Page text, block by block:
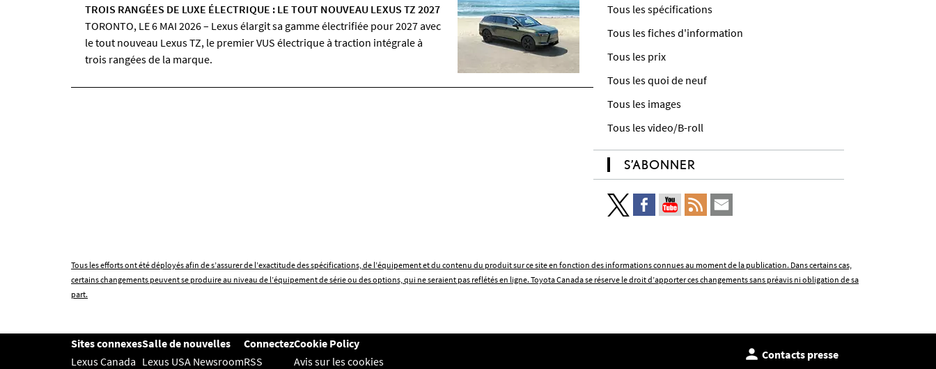
TROIS RANGÉES DE LUXE ÉLECTRIQUE : LE TOUT NOUVEAU LEXUS TZ 2027
TORONTO, LE 6 MAI 2026 – Lexus élargit sa gamme électrifiée pour 2027 avec
le tout nouveau Lexus TZ, le premier VUS électrique à traction intégrale à
trois rangées de la marque.
Tous les spécifications
Tous les fiches d'information
Tous les prix
Tous les quoi de neuf
Tous les images
Tous les video/B-roll
S’ABONNER
Tous les efforts ont été déployés afin de s’assurer de l’exactitude des spécifications, de l’équipement et du contenu du produit sur ce site en fonction des informations connues au moment de la publication. Dans certains cas,
certains changements peuvent se produire au niveau de l’équipement de série ou des options, qui ne seraient pas reflétés en ligne. Toyota Canada se réserve le droit d’apporter ces changements sans préavis ni obligation de sa
part.
Sites connexes
Lexus Canada
Salle de nouvelles
Lexus USA Newsroom
Connectez
RSS
Cookie Policy
Avis sur les cookies
Contacts presse